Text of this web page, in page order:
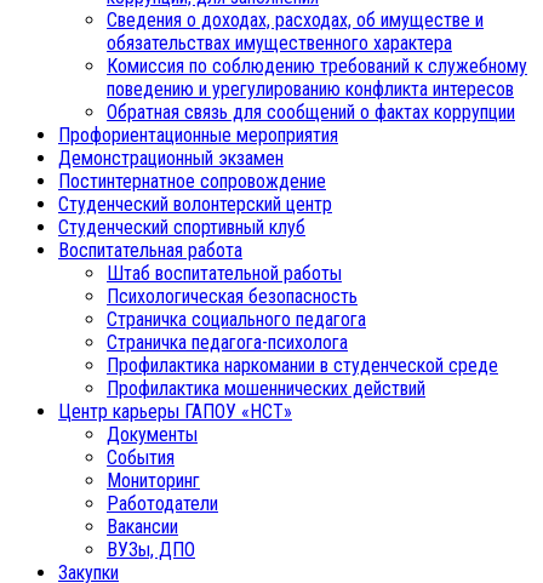
Сведения о доходах, расходах, об имуществе и
обязательствах имущественного характера
Комиссия по соблюдению требований к служебному
поведению и урегулированию конфликта интересов
Обратная связь для сообщений о фактах коррупции
Профориентационные мероприятия
Демонстрационный экзамен
Постинтернатное сопровождение
Студенческий волонтерский центр
Студенческий спортивный клуб
Воспитательная работа
Штаб воспитательной работы
Психологическая безопасность
Страничка социального педагога
Страничка педагога-психолога
Профилактика наркомании в студенческой среде
Профилактика мошеннических действий
Центр карьеры ГАПОУ «НСТ»
Документы
События
Мониторинг
Работодатели
Вакансии
ВУЗы, ДПО
Закупки